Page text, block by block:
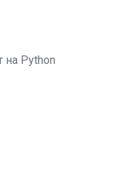
на Python